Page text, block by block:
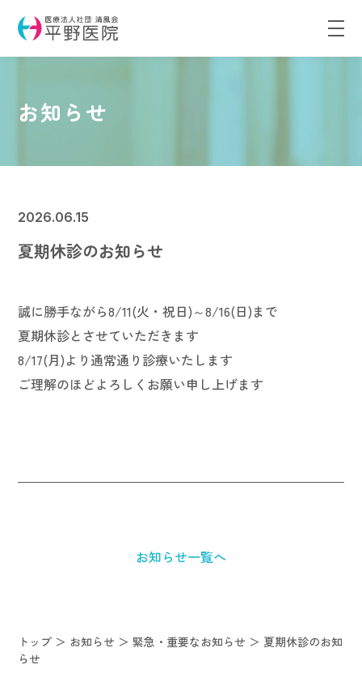
お知らせ
2026.06.15
夏期休診のお知らせ
誠に勝手ながら8/11(火・祝日)～8/16(日)まで
夏期休診とさせていただきます
8/17(月)より通常通り診療いたします
ご理解のほどよろしくお願い申し上げます
お知らせ一覧へ
トップ ＞ お知らせ ＞ 緊急・重要なお知らせ ＞ 夏期休診のお知
らせ